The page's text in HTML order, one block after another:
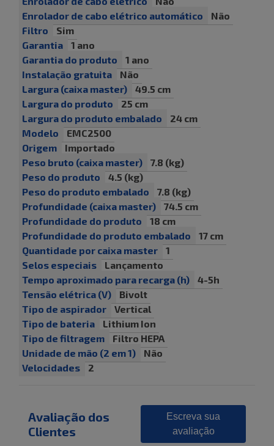
Enrolador de cabo elétrico automático
Não
Filtro
Sim
Garantia
1 ano
Garantia do produto
1 ano
Instalação gratuita
Não
Largura (caixa master)
49.5 cm
Largura do produto
25 cm
Largura do produto embalado
24 cm
Modelo
EMC2500
Origem
Importado
Peso bruto (caixa master)
7.8 (kg)
Peso do produto
4.5 (kg)
Peso do produto embalado
7.8 (kg)
Profundidade (caixa master)
74.5 cm
Profundidade do produto
18 cm
Profundidade do produto embalado
17 cm
Quantidade por caixa master
1
Selos especiais
Lançamento
Tempo aproximado para recarga (h)
4-5h
Tensão elétrica (V)
Bivolt
Tipo de aspirador
Vertical
Tipo de bateria
Lithium Ion
Tipo de filtragem
Filtro HEPA
Unidade de mão (2 em 1)
Não
Velocidades
2
Avaliação dos
Clientes
Escreva sua
avaliação